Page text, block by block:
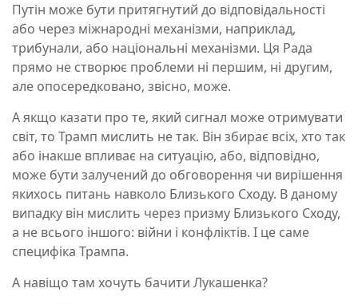
Путін може бути притягнутий до відповідальності
або через міжнародні механізми, наприклад,
трибунали, або національні механізми. Ця Рада
прямо не створює проблеми ні першим, ні другим,
але опосередковано, звісно, може.
А якщо казати про те, який сигнал може отримувати
світ, то Трамп мислить не так. Він збирає всіх, хто так
або інакше впливає на ситуацію, або, відповідно,
може бути залучений до обговорення чи вирішення
якихось питань навколо Близького Сходу. В даному
випадку він мислить через призму Близького Сходу,
а не всього іншого: війни і конфліктів. І це саме
специфіка Трампа.
А навіщо там хочуть бачити Лукашенка?